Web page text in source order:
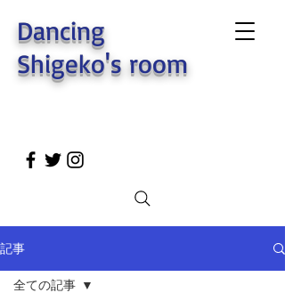
Dancing
Shigeko's room
記事
全ての記事